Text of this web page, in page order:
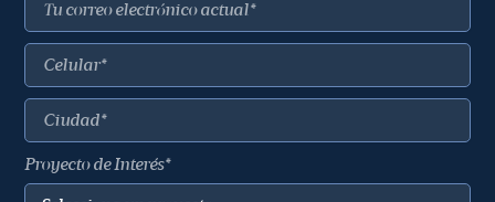
Proyecto de Interés*